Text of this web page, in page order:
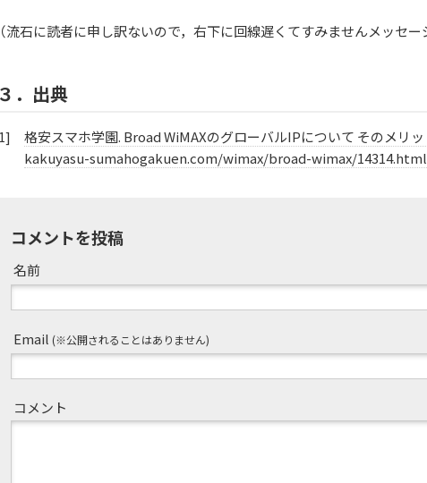
（流石に読者に申し訳ないので，右下に回線遅くてすみませんメッセ
３．出典
格安スマホ学園. Broad WiMAXのグローバルIPについて そのメ
kakuyasu-sumahogakuen.com/wimax/broad-wimax/14314.html
コメントを投稿
名前
Email (※公開されることはありません)
コメント